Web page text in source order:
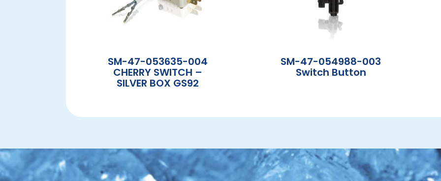
SM-47-053635-004
CHERRY SWITCH –
SILVER BOX GS92
SM-47-054988-003
Switch Button